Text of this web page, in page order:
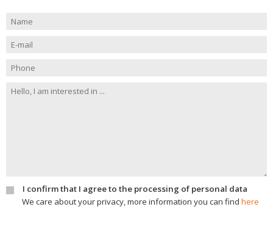
I confirm that I agree to the processing of personal data
We care about your privacy, more information you can find here